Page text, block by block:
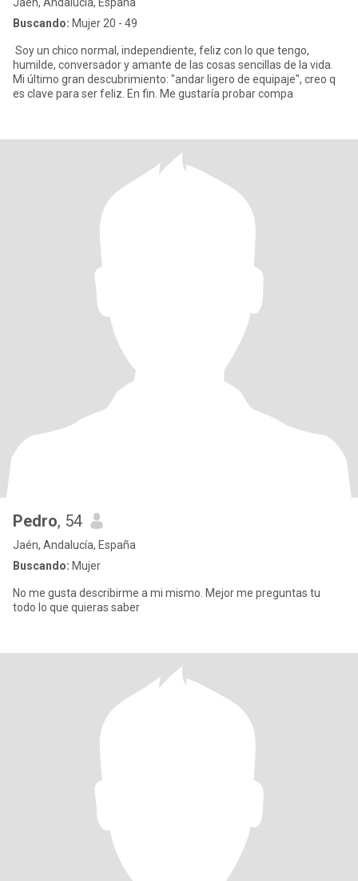
Buscando: Mujer 20 - 49
Soy un chico normal, independiente, feliz con lo que tengo,
humilde, conversador y amante de las cosas sencillas de la vida.
Mi último gran descubrimiento: "andar ligero de equipaje", creo q
es clave para ser feliz. En fin. Me gustaría probar compa
Pedro, 54
Jaén, Andalucía, España
Buscando: Mujer
No me gusta describirme a mi mismo. Mejor me preguntas tu
todo lo que quieras saber